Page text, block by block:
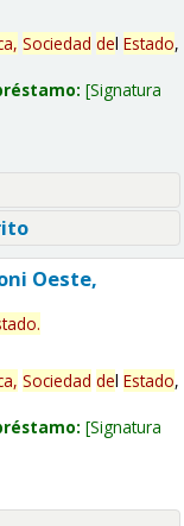
Sociedad del Estado,
Signatura
Oeste,
.
Sociedad del Estado,
Signatura